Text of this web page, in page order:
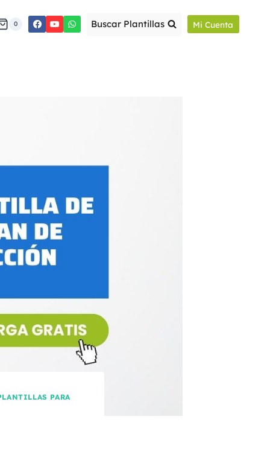
0 Buscar Plantillas Mi Cuenta
PARA